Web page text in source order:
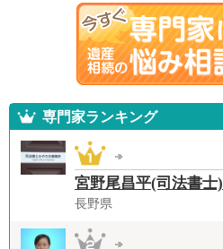
専門家ランキング
宮野尾昌平(司法書士)
長野県